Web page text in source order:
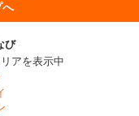
へ
び
アを表示中